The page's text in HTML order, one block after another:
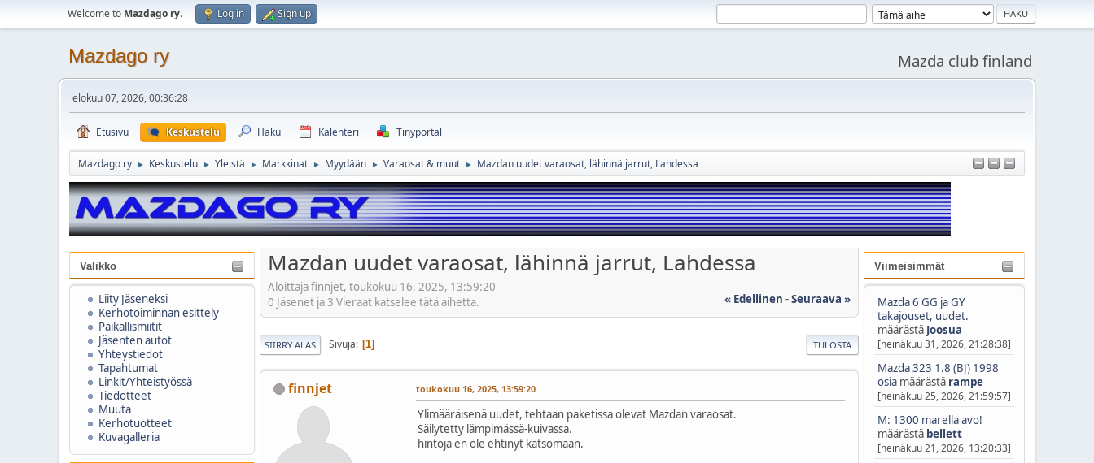
Welcome to Mazdago ry. Log in Sign up
Mazdago ry Mazda club finland
elokuu 07, 2026, 00:36:28
Etusivu Keskustelu Haku Kalenteri Tinyportal
Mazdago ry ► Keskustelu ► Yleistä ► Markkinat ► Myydään ► Varaosat & muut ► Mazdan uudet varaosat, lähinnä jarrut, Lahdessa
Valikko
Liity Jäseneksi
Kerhotoiminnan esittely
Paikallismiitit
Jäsenten autot
Yhteystiedot
Tapahtumat
Linkit/Yhteistyössä
Tiedotteet
Muuta
Kerhotuotteet
Kuvagalleria
Viimeisimmät
Mazda 6 GG ja GY
takajouset, uudet.
määrästä Joosua
[heinäkuu 31, 2026, 21:28:38]
Mazda 323 1.8 (BJ) 1998
osiamäärästä rampe
[heinäkuu 25, 2026, 21:59:57]
M: 1300 marella avo!
määrästä bellett
[heinäkuu 21, 2026, 13:20:33]
Mazdan uudet varaosat, lähinnä jarrut, Lahdessa
Aloittaja finnjet, toukokuu 16, 2025, 13:59:20
« Edellinen -Seuraava »
0 Jäsenet ja 3 Vieraat katselee tätä aihetta.
TULOSTA
SIIRRY ALAS Sivuja 1
finnjet toukokuu 16, 2025, 13:59:20
Ylimääräisenä uudet, tehtaan paketissa olevat Mazdan varaosat.
Säilytetty lämpimässä-kuivassa.
hintoja en ole ehtinyt katsomaan.